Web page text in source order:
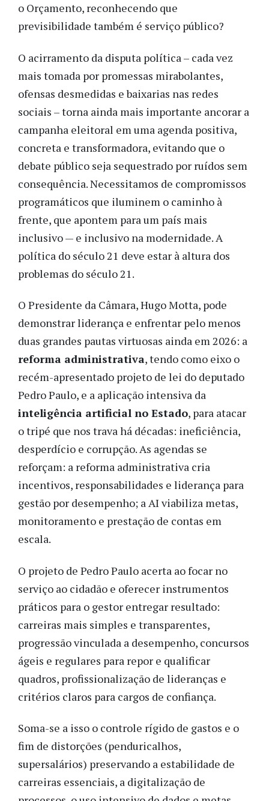
o Orçamento, reconhecendo que
previsibilidade também é serviço público?
O acirramento da disputa política – cada vez
mais tomada por promessas mirabolantes,
ofensas desmedidas e baixarias nas redes
sociais – torna ainda mais importante ancorar a
campanha eleitoral em uma agenda positiva,
concreta e transformadora, evitando que o
debate público seja sequestrado por ruídos sem
consequência. Necessitamos de compromissos
programáticos que iluminem o caminho à
frente, que apontem para um país mais
inclusivo — e inclusivo na modernidade. A
política do século 21 deve estar à altura dos
problemas do século 21.
O Presidente da Câmara, Hugo Motta, pode
demonstrar liderança e enfrentar pelo menos
duas grandes pautas virtuosas ainda em 2026: a
reforma administrativa, tendo como eixo o
recém-apresentado projeto de lei do deputado
Pedro Paulo, e a aplicação intensiva da
inteligência artificial no Estado, para atacar
o tripé que nos trava há décadas: ineficiência,
desperdício e corrupção. As agendas se
reforçam: a reforma administrativa cria
incentivos, responsabilidades e liderança para
gestão por desempenho; a AI viabiliza metas,
monitoramento e prestação de contas em
escala.
O projeto de Pedro Paulo acerta ao focar no
serviço ao cidadão e oferecer instrumentos
práticos para o gestor entregar resultado:
carreiras mais simples e transparentes,
progressão vinculada a desempenho, concursos
ágeis e regulares para repor e qualificar
quadros, profissionalização de lideranças e
critérios claros para cargos de confiança.
Soma-se a isso o controle rígido de gastos e o
fim de distorções (penduricalhos,
supersalários) preservando a estabilidade de
carreiras essenciais, a digitalização de